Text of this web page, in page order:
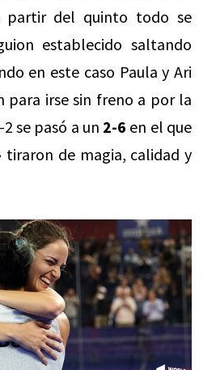
partir del quinto todo se
establecido saltando
en este caso Paula y Ari
para irse sin freno a por la
se pasó a un 2-6 en el que
tiraron de magia, calidad y